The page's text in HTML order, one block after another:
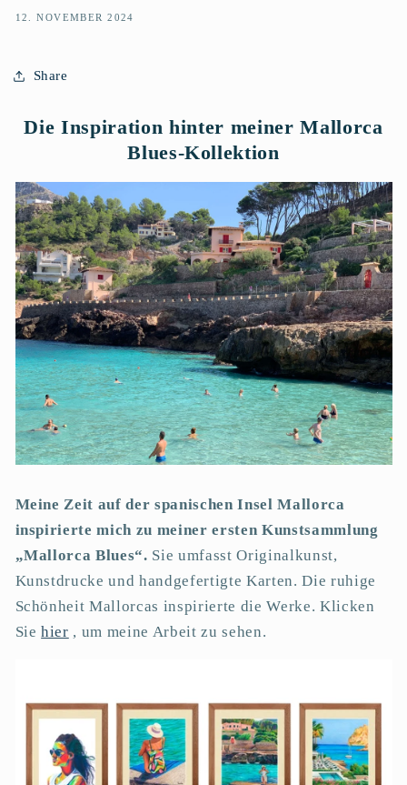
12. NOVEMBER 2024
Share
Die Inspiration hinter meiner Mallorca
Blues-Kollektion
Meine Zeit auf der spanischen Insel Mallorca
inspirierte mich zu meiner ersten Kunstsammlung
„Mallorca Blues“. Sie umfasst Originalkunst,
Kunstdrucke und handgefertigte Karten. Die ruhige
Schönheit Mallorcas inspirierte die Werke. Klicken
Siehier , um meine Arbeit zu sehen.